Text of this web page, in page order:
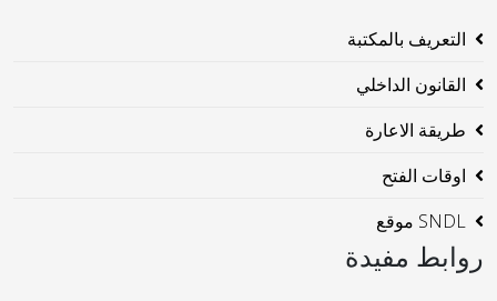
التعريف بالمكتبة
القانون الداخلي
طريقة الاعارة
اوقات الفتح
SNDL موقع
روابط مفيدة